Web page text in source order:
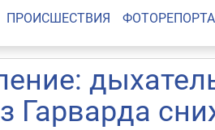
ПРОИСШЕСТВИЯ
Гарварда